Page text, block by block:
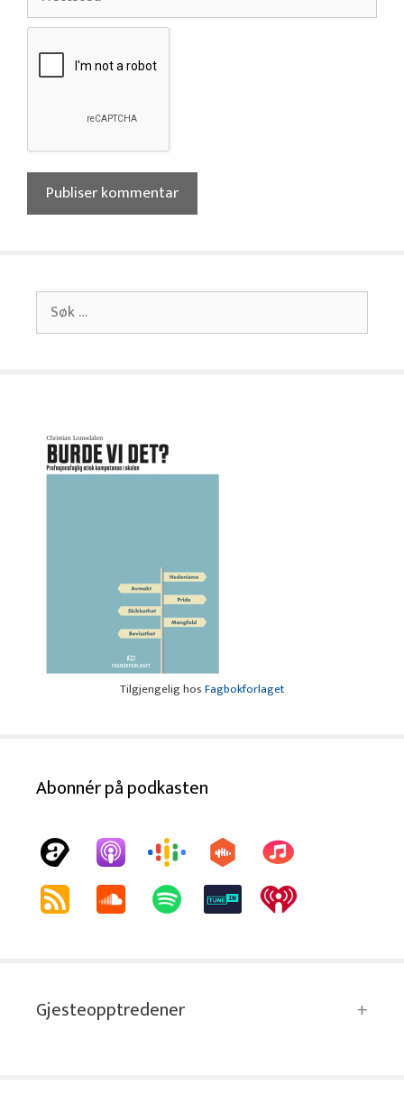
Søk
etter:
Tilgjengelig hosFagbokforlaget
Abonnér på podkasten
Gjesteopptredener